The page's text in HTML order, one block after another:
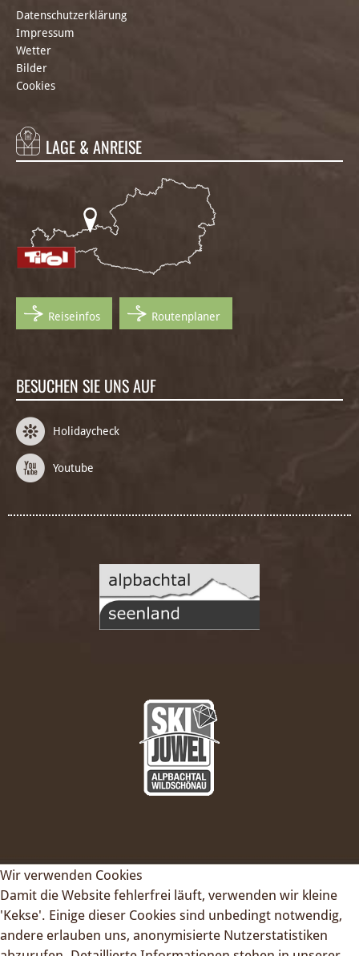
Datenschutzerklärung
Impressum
Wetter
Bilder
Cookies
LAGE & ANREISE
Reiseinfos Routenplaner
BESUCHEN SIE UNS AUF
Holidaycheck
Youtube
Wir verwenden Cookies
Damit die Website fehlerfrei läuft, verwenden wir kleine
'Kekse'. Einige dieser Cookies sind unbedingt notwendig,
andere erlauben uns, anonymisierte Nutzerstatistiken